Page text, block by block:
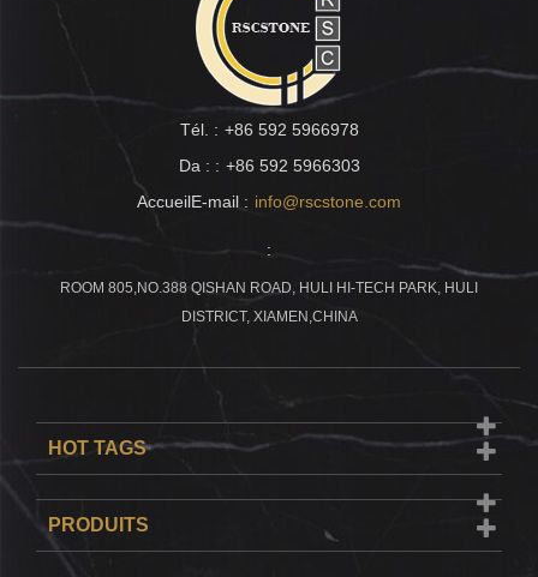
Tél. : +86 592 5966978
Da : : +86 592 5966303
AccueilE-mail : info@rscstone.com
:
ROOM 805,NO.388 QISHAN ROAD, HULI HI-TECH PARK, HULI
DISTRICT, XIAMEN,CHINA
HOT TAGS
PRODUITS